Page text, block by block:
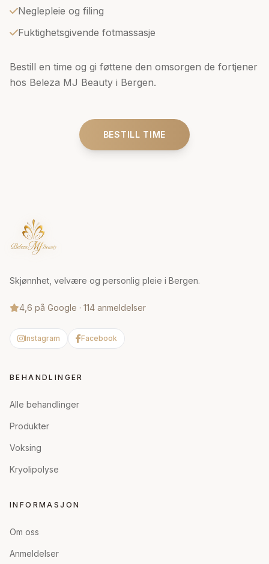
Neglepleie og filing
Fuktighetsgivende fotmassasje
Bestill en time og gi føttene den omsorgen de fortjener
hos Beleza MJ Beauty i Bergen.
BESTILL TIME
Skjønnhet, velvære og personlig pleie i Bergen.
4,6 på Google · 114 anmeldelser
Instagram Facebook
BEHANDLINGER
Alle behandlinger
Produkter
Voksing
Kryolipolyse
INFORMASJON
Om oss
Anmeldelser